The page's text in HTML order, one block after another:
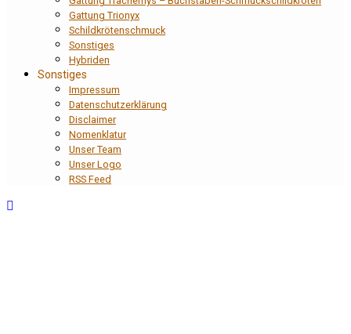
Gattung Trionyx
Schildkrötenschmuck
Sonstiges
Hybriden
Sonstiges
Impressum
Datenschutzerklärung
Disclaimer
Nomenklatur
Unser Team
Unser Logo
RSS Feed